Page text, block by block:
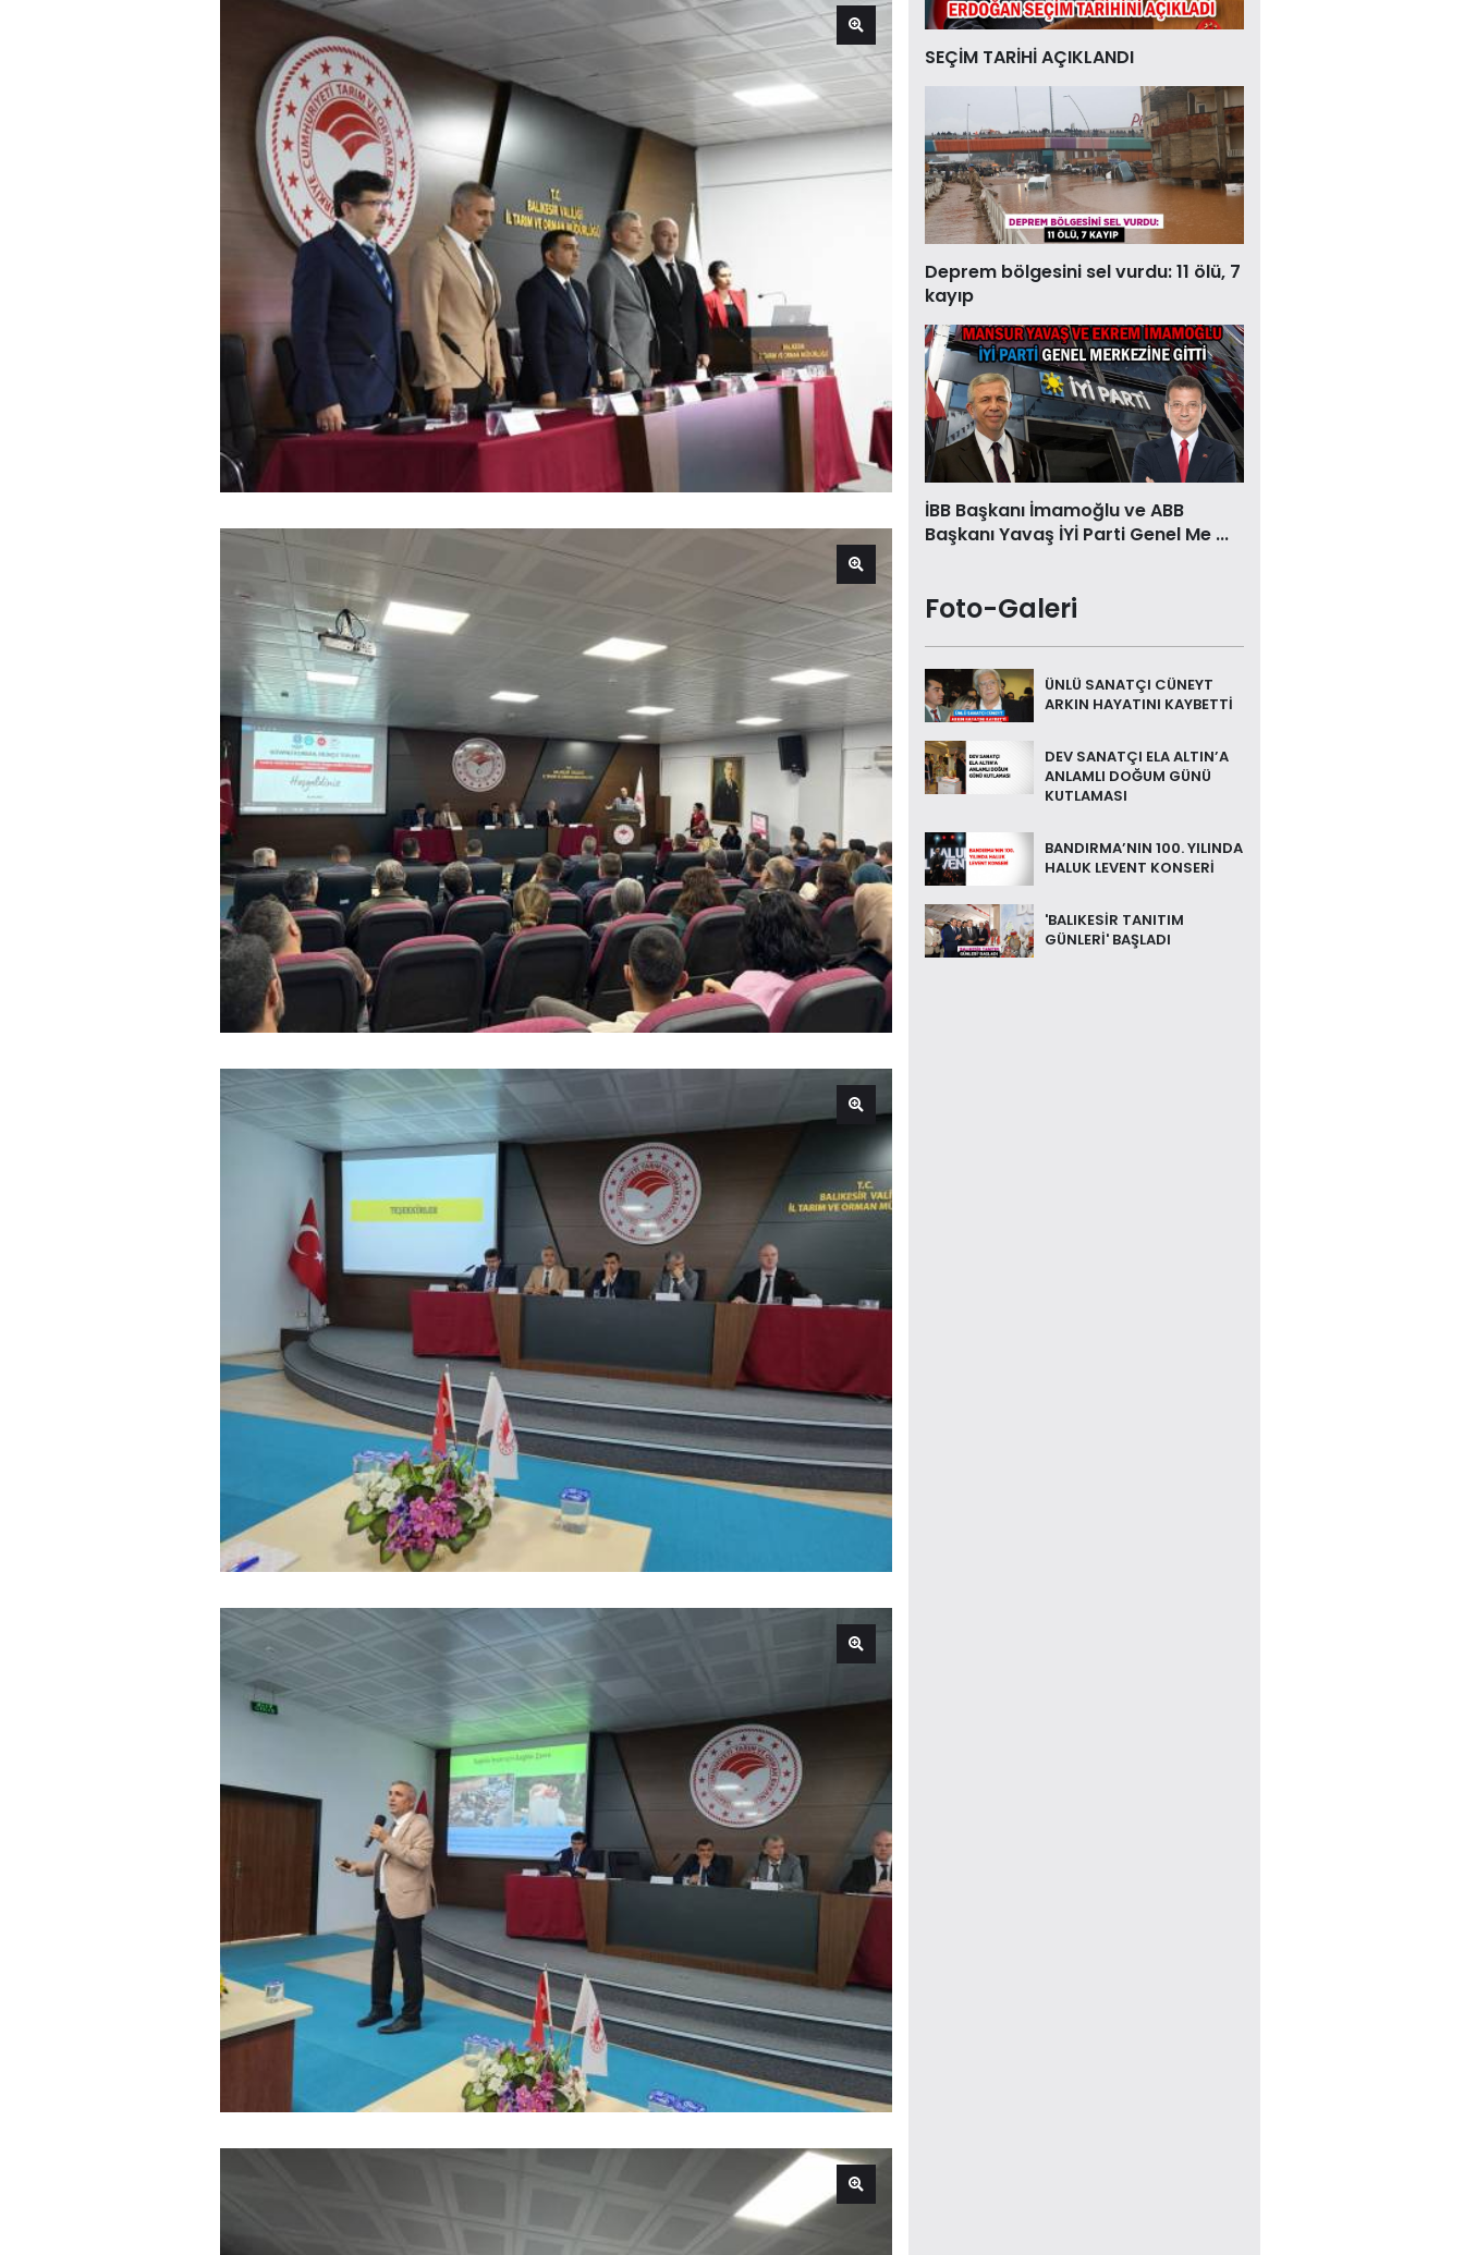
SEÇİM TARİHİ AÇIKLANDI
Deprem bölgesini sel vurdu: 11 ölü, 7
kayıp
İBB Başkanı İmamoğlu ve ABB
Başkanı Yavaş İYİ Parti Genel Me ...
Foto-Galeri
ÜNLÜ SANATÇI CÜNEYT
ARKIN HAYATINI KAYBETTİ
DEV SANATÇI ELA ALTIN’A
ANLAMLI DOĞUM GÜNÜ
KUTLAMASI
BANDIRMA’NIN 100. YILINDA
HALUK LEVENT KONSERİ
'BALIKESİR TANITIM
GÜNLERİ' BAŞLADI